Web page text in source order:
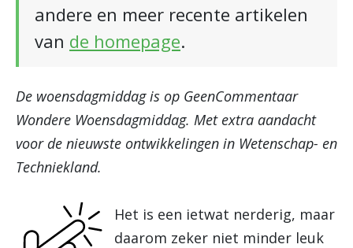
andere en meer recente artikelen
van de homepage.
De woensdagmiddag is op GeenCommentaar
Wondere Woensdagmiddag. Met extra aandacht
voor de nieuwste ontwikkelingen in Wetenschap- en
Techniekland.
Het is een ietwat nerderig, maar
daarom zeker niet minder leuk